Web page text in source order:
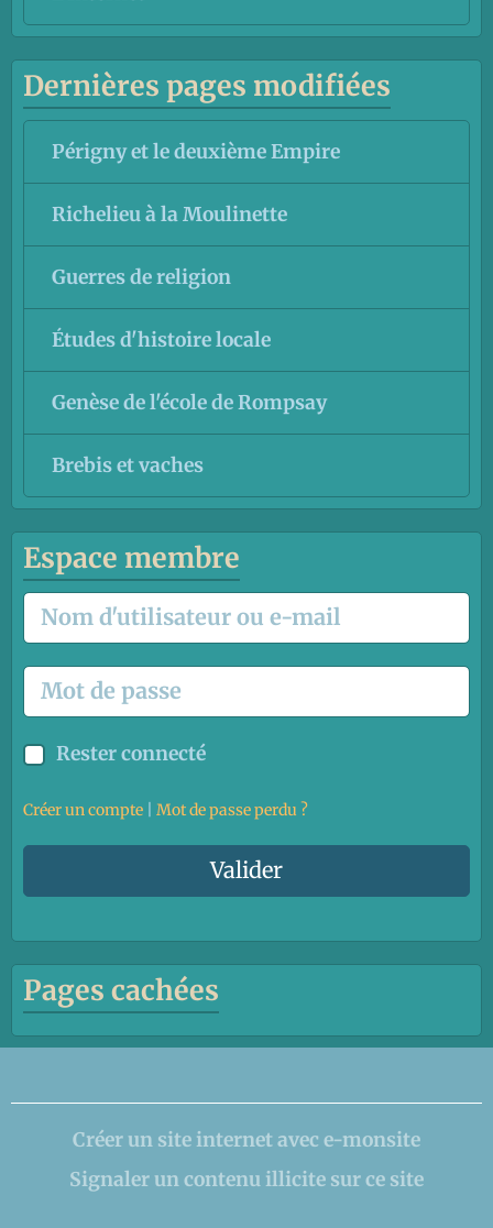
Dernières pages modifiées
Périgny et le deuxième Empire
Richelieu à la Moulinette
Guerres de religion
Études d'histoire locale
Genèse de l'école de Rompsay
Brebis et vaches
Espace membre
Rester connecté
Créer un compte Mot de passe perdu ?
Valider
Pages cachées
Créer un site internet avec e-monsite
Signaler un contenu illicite sur ce site